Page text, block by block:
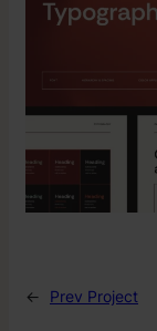
←
Prev Project